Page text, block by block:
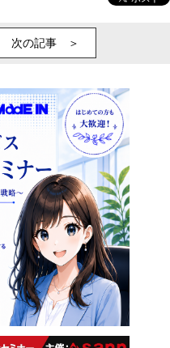
次の記事 ＞